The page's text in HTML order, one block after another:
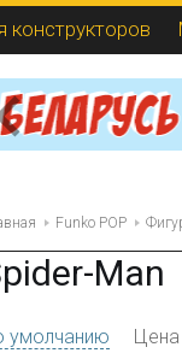
конструкторов
Funko POP
Man
умолчанию Цена